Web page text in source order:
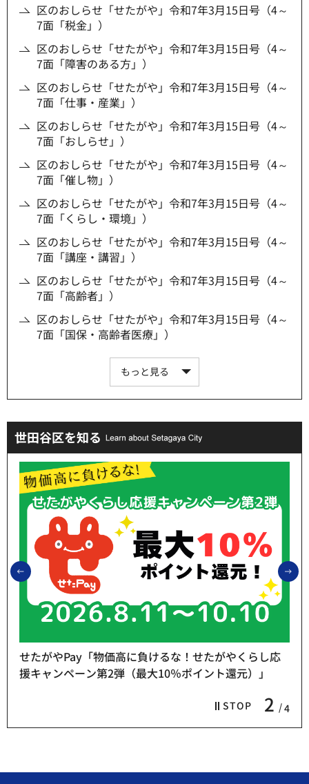
区のおしらせ「せたがや」令和7年3月15日号（4～
7面「税金」）
区のおしらせ「せたがや」令和7年3月15日号（4～
7面「障害のある方」）
区のおしらせ「せたがや」令和7年3月15日号（4～
7面「仕事・産業」）
区のおしらせ「せたがや」令和7年3月15日号（4～
7面「おしらせ」）
区のおしらせ「せたがや」令和7年3月15日号（4～
7面「催し物」）
区のおしらせ「せたがや」令和7年3月15日号（4～
7面「くらし・環境」）
区のおしらせ「せたがや」令和7年3月15日号（4～
7面「講座・講習」）
区のおしらせ「せたがや」令和7年3月15日号（4～
7面「高齢者」）
区のおしらせ「せたがや」令和7年3月15日号（4～
7面「国保・高齢者医療」）
もっと見る
世田谷区を知る
前のスライドを表示
STOP 2 4
せたがやPay「物価高に負けるな！せたがやくらし応
援キャンペーン第2弾（最大10％ポイント還元）」